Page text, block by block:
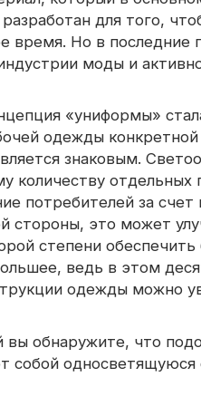
Радужная
для того,
время. Но в последние
моды и
«униформы»
одежды
знаковым.
количеству
потребителей за
стороны, это может
степени
ведь в этом
одежды можно
вы обнаружите, что
собой односветящуюся